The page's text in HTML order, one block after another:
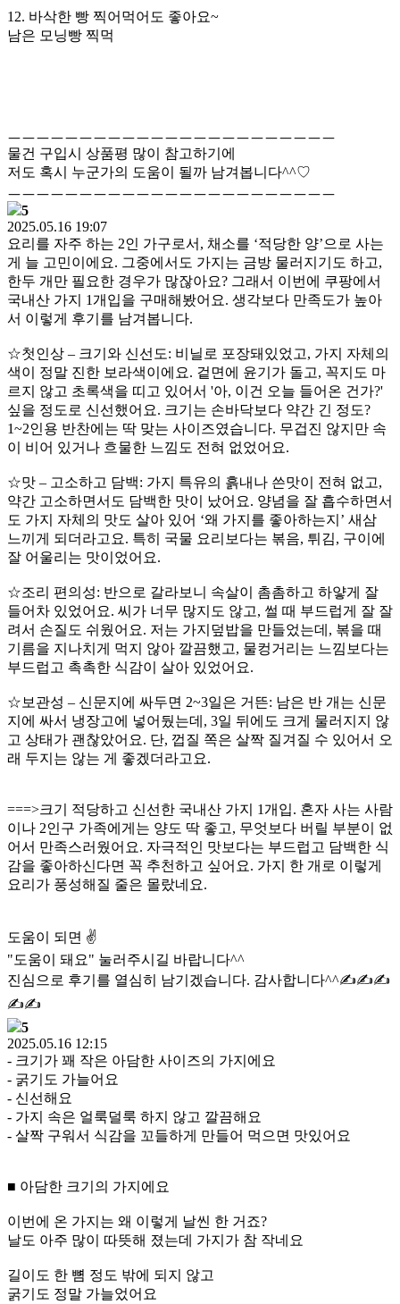
12. 바삭한 빵 찍어먹어도 좋아요~
남은 모닝빵 찍먹
ㅡㅡㅡㅡㅡㅡㅡㅡㅡㅡㅡㅡㅡㅡㅡㅡㅡㅡㅡㅡㅡㅡㅡ
물건 구입시 상품평 많이 참고하기에
저도 혹시 누군가의 도움이 될까 남겨봅니다^^♡
ㅡㅡㅡㅡㅡㅡㅡㅡㅡㅡㅡㅡㅡㅡㅡㅡㅡㅡㅡㅡㅡㅡㅡ
5
2025.05.16 19:07
요리를 자주 하는 2인 가구로서, 채소를 ‘적당한 양’으로 사는
게 늘 고민이에요. 그중에서도 가지는 금방 물러지기도 하고,
한두 개만 필요한 경우가 많잖아요? 그래서 이번에 쿠팡에서
국내산 가지 1개입을 구매해봤어요. 생각보다 만족도가 높아
서 이렇게 후기를 남겨봅니다.
☆첫인상 – 크기와 신선도: 비닐로 포장돼있었고, 가지 자체의
색이 정말 진한 보라색이에요. 겉면에 윤기가 돌고, 꼭지도 마
르지 않고 초록색을 띠고 있어서 '아, 이건 오늘 들어온 건가?'
싶을 정도로 신선했어요. 크기는 손바닥보다 약간 긴 정도?
1~2인용 반찬에는 딱 맞는 사이즈였습니다. 무겁진 않지만 속
이 비어 있거나 흐물한 느낌도 전혀 없었어요.
☆맛 – 고소하고 담백: 가지 특유의 흙내나 쓴맛이 전혀 없고,
약간 고소하면서도 담백한 맛이 났어요. 양념을 잘 흡수하면서
도 가지 자체의 맛도 살아 있어 ‘왜 가지를 좋아하는지’ 새삼
느끼게 되더라고요. 특히 국물 요리보다는 볶음, 튀김, 구이에
잘 어울리는 맛이었어요.
☆조리 편의성: 반으로 갈라보니 속살이 촘촘하고 하얗게 잘
들어차 있었어요. 씨가 너무 많지도 않고, 썰 때 부드럽게 잘 잘
려서 손질도 쉬웠어요. 저는 가지덮밥을 만들었는데, 볶을 때
기름을 지나치게 먹지 않아 깔끔했고, 물컹거리는 느낌보다는
부드럽고 촉촉한 식감이 살아 있었어요.
☆보관성 – 신문지에 싸두면 2~3일은 거뜬: 남은 반 개는 신문
지에 싸서 냉장고에 넣어뒀는데, 3일 뒤에도 크게 물러지지 않
고 상태가 괜찮았어요. 단, 껍질 쪽은 살짝 질겨질 수 있어서 오
래 두지는 않는 게 좋겠더라고요.
===>크기 적당하고 신선한 국내산 가지 1개입. 혼자 사는 사람
이나 2인구 가족에게는 양도 딱 좋고, 무엇보다 버릴 부분이 없
어서 만족스러웠어요. 자극적인 맛보다는 부드럽고 담백한 식
감을 좋아하신다면 꼭 추천하고 싶어요. 가지 한 개로 이렇게
요리가 풍성해질 줄은 몰랐네요.
도움이 되면 ✌️
"도움이 돼요" 눌러주시길 바랍니다^^
진심으로 후기를 열심히 남기겠습니다. 감사합니다^^✍️✍️✍️
✍️✍️
5
2025.05.16 12:15
- 크기가 꽤 작은 아담한 사이즈의 가지에요
- 굵기도 가늘어요
- 신선해요
- 가지 속은 얼룩덜룩 하지 않고 깔끔해요
- 살짝 구워서 식감을 꼬들하게 만들어 먹으면 맛있어요
■ 아담한 크기의 가지에요
이번에 온 가지는 왜 이렇게 날씬 한 거죠?
날도 아주 많이 따뜻해 졌는데 가지가 참 작네요
길이도 한 뼘 정도 밖에 되지 않고
굵기도 정말 가늘었어요